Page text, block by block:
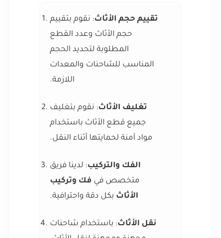
تقييم حجم الأثاث: نقوم بتقييم
حجم الأثاث وعدد القطع
المطلوبة لتحديد الحجم
المناسب للشاحنات والمعدات
اللازمة.
تغليف الأثاث: نقوم بتغليف
جميع قطع الأثاث باستخدام
مواد آمنة لحمايتها أثناء النقل.
الفك والتركيب: لدينا فريق
متخصص في فك وتركيب
الأثاث بكل دقة واحترافية.
نقل الأثاث: باستخدام شاحنات